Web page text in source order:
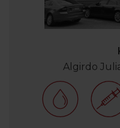
Algirdo